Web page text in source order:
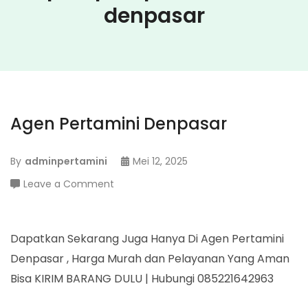
denpasar
Agen Pertamini Denpasar
By adminpertamini
Mei 12, 2025
Leave a Comment
Denpasar
Dapatkan Sekarang Juga Hanya Di Agen Pertamini
Denpasar , Harga Murah dan Pelayanan Yang Aman
Bisa KIRIM BARANG DULU | Hubungi 085221642963